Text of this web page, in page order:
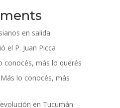
en salida
el P. Juan Picca
conocés, más lo querés
Más lo conocés, más
en Tucumán